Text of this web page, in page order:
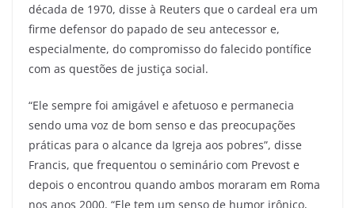
década de 1970, disse à Reuters que o cardeal era um
firme defensor do papado de seu antecessor e,
especialmente, do compromisso do falecido pontífice
com as questões de justiça social.
“Ele sempre foi amigável e afetuoso e permanecia
sendo uma voz de bom senso e das preocupações
práticas para o alcance da Igreja aos pobres”, disse
Francis, que frequentou o seminário com Prevost e
depois o encontrou quando ambos moraram em Roma
nos anos 2000. “Ele tem um senso de humor irônico,